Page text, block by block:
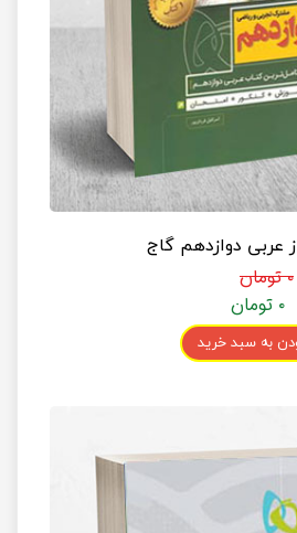
عربی دوازدهم گاج
۰ تومان
۰ تومان
به سبد خرید